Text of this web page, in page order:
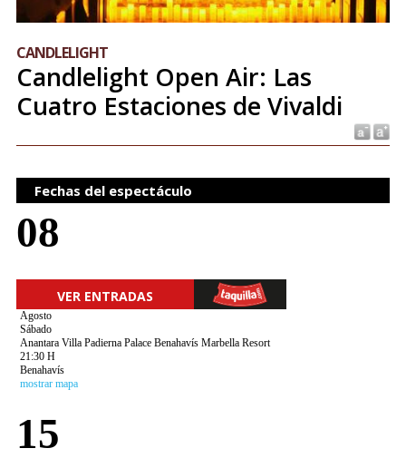
CANDLELIGHT
Candlelight Open Air: Las
Cuatro Estaciones de Vivaldi
Fechas del espectáculo
08
VER ENTRADAS
Agosto
Sábado
Anantara Villa Padierna Palace Benahavís Marbella Resort
21:30 H
Benahavís
mostrar mapa
15